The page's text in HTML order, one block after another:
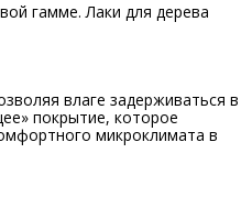
гамме. Лаки для дерева
влаге задерживаться в
покрытие, которое
микроклимата в